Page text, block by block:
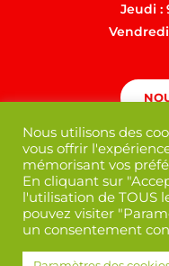
Jeudi :
Vendredi
Nous utilisons des
vous offrir
mémorisant vos
En cliquant sur
l'utilisation de TOUS
pouvez visiter
un consentement